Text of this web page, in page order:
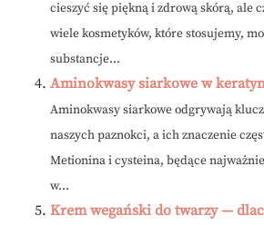
cieszyć się piękną i zdrową skórą, ale
wiele kosmetyków, które stosujemy,
substancje...
Aminokwasy siarkowe w
Aminokwasy siarkowe odgrywają
naszych paznokci, a ich znaczenie
Metionina i cysteina, będące
w...
Krem wegański do twarzy —